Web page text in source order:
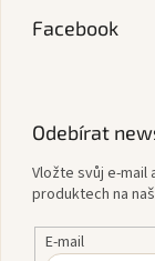
Facebook
Odebírat
Vložte svůj e-mail
produktech na
E-mail